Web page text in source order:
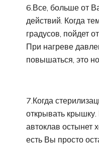
6.Все, больше от
действий. Когда
градусов, пойдет
При нагреве
повышаться, это
7.Когда
открывать
автоклав остынет
есть Вы просто